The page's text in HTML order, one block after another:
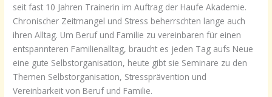
seit fast 10 Jahren Trainerin im Auftrag der Haufe Akademie.
Chronischer Zeitmangel und Stress beherrschten lange auch
ihren Alltag. Um Beruf und Familie zu vereinbaren für einen
entspannteren Familienalltag, braucht es jeden Tag aufs Neue
eine gute Selbstorganisation, heute gibt sie Seminare zu den
Themen Selbstorganisation, Stressprävention und
Vereinbarkeit von Beruf und Familie.